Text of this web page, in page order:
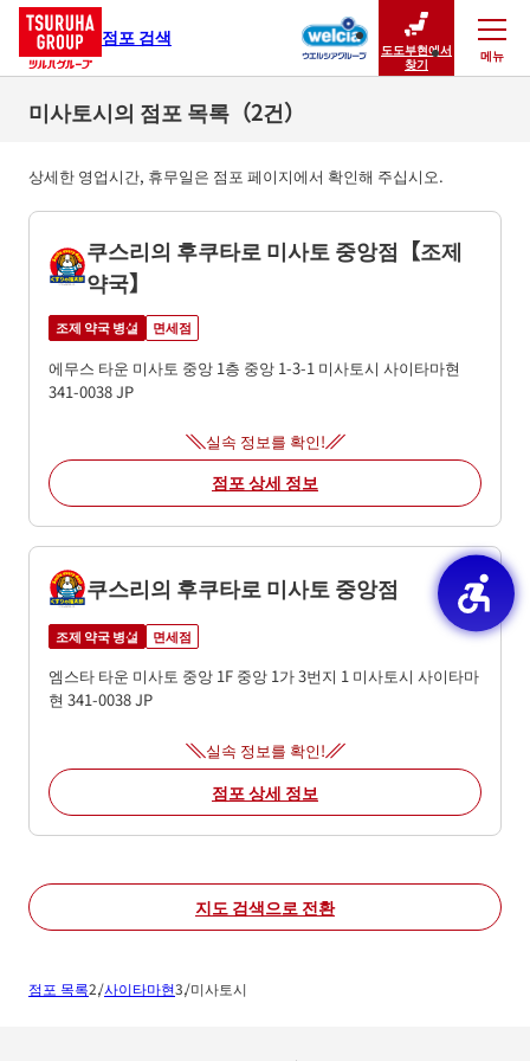
점포 검색
도도부현에서
찾기
메뉴
닫기
미사토시의 점포 목록（2건）
상세한 영업시간, 휴무일은 점포 페이지에서 확인해 주십시오.
쿠스리의 후쿠타로 미사토 중앙점【조제
약국】
조제 약국 병설 면세점
에무스 타운 미사토 중앙 1층 중앙 1-3-1 미사토시 사이타마현
341-0038JP
실속 정보를 확인!
점포 상세 정보
쿠스리의 후쿠타로 미사토 중앙점
조제 약국 병설 면세점
엠스타 타운 미사토 중앙 1F 중앙 1가 3번지 1 미사토시 사이타마
현 341-0038JP
실속 정보를 확인!
점포 상세 정보
지도 검색으로 전환
점포 목록 사이타마현 미사토시